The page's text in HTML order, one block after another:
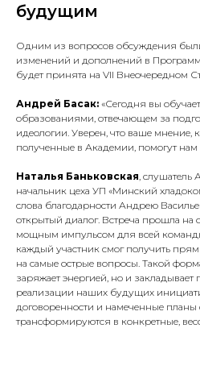
будущим
Одним из вопросов обсуждения
изменений и дополнений в
будет принята на VII Внеочередном
Андрей Басак: «Сегодня вы
образованиями, отвечающем за
идеологии. Уверен, что ваше мнение,
полученные в Академии, помогут
Наталья Баньковская, слушатель
начальник цеха УП «Минский
слова благодарности Андрею
открытый диалог. Встреча прошла на
мощным импульсом для всей
каждый участник смог получить
на самые острые вопросы. Такой
заряжает энергией, но и
реализации наших будущих
договоренности и намеченные планы
трансформируются в конкретные,